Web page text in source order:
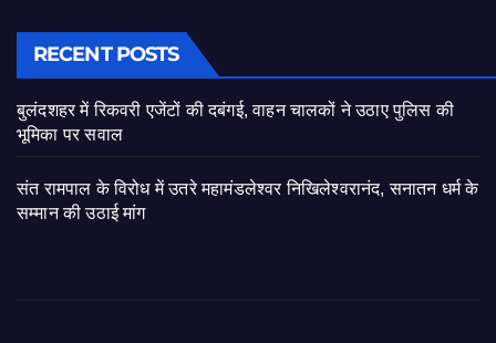
RECENT POSTS
बुलंदशहर में रिकवरी एजेंटों की दबंगई, वाहन चालकों ने उठाए पुलिस की
भूमिका पर सवाल
संत रामपाल के विरोध में उतरे महामंडलेश्वर निखिलेश्वरानंद, सनातन धर्म के
सम्मान की उठाई मांग